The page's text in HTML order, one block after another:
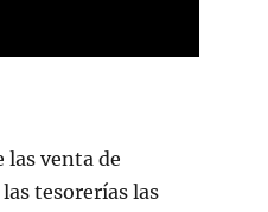
las venta de
tesorerías las